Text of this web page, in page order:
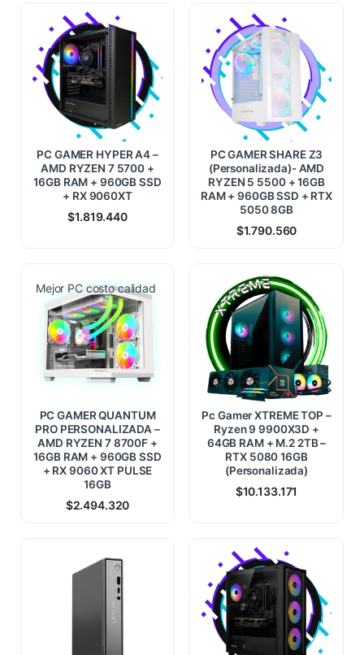
PC GAMER HYPER A4 –
AMD RYZEN 7 5700 +
16GB RAM + 960GB SSD
+ RX 9060XT
$1.819.440
PC GAMER SHARE Z3
(Personalizada)- AMD
RYZEN 5 5500 + 16GB
RAM + 960GB SSD + RTX
5050 8GB
$1.790.560
Mejor PC costo calidad
PC GAMER QUANTUM
PRO PERSONALIZADA –
AMD RYZEN 7 8700F +
16GB RAM + 960GB SSD
+ RX 9060 XT PULSE
16GB
$2.494.320
Pc Gamer XTREME TOP –
Ryzen 9 9900X3D +
64GB RAM + M.2 2TB –
RTX 5080 16GB
(Personalizada)
$10.133.171